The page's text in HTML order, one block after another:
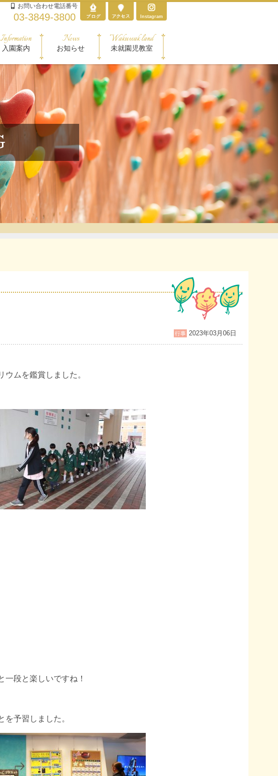
Instagram
お問い合わせ電話番号
03-3849-3800
Information
入園案内
News
お知らせ
Wakuwak land
未就園児教室
行事 2023年03月06日
ムを鑑賞しました。
段と楽しいですね！
予習しました。